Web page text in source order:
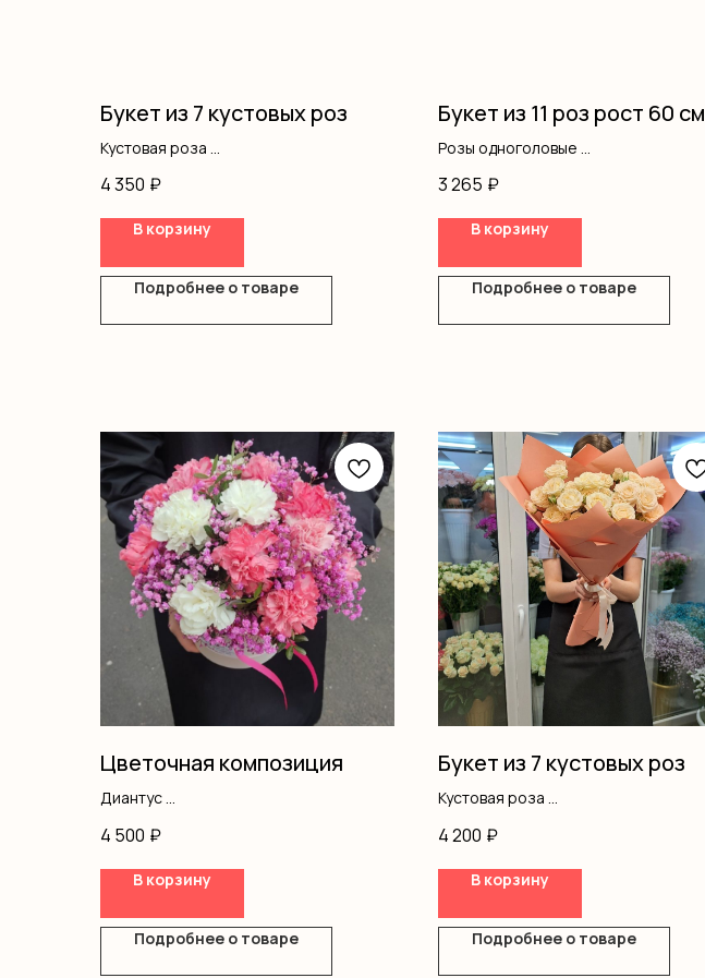
Букет из 7 кустовых роз
Кустовая роза
4 350 ₽
В корзину
Подробнее о товаре
Букет из 11 роз рост 60 см
Розы одноголовые
3 265 ₽
В корзину
Подробнее о товаре
Цветочная композиция
Диантус
Писташ
Оазис
Коробка
4 500 ₽
В корзину
Подробнее о товаре
Букет из 7 кустовых роз
Кустовая роза
4 200 ₽
В корзину
Подробнее о товаре